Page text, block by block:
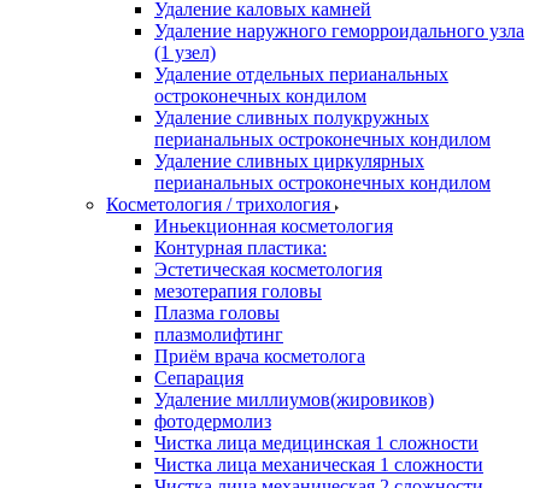
Удаление каловых камней
Удаление наружного геморроидального узла
(1 узел)
Удаление отдельных перианальных
остроконечных кондилом
Удаление сливных полукружных
перианальных остроконечных кондилом
Удаление сливных циркулярных
перианальных остроконечных кондилом
Косметология / трихология
Иньекционная косметология
Контурная пластика:
Эстетическая косметология
мезотерапия головы
Плазма головы
плазмолифтинг
Приём врача косметолога
Сепарация
Удаление миллиумов(жировиков)
фотодермолиз
Чистка лица медицинская 1 сложности
Чистка лица механическая 1 сложности